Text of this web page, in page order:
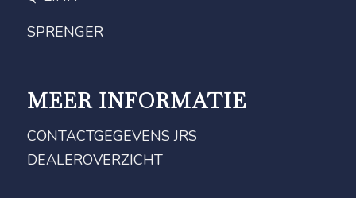
SPRENGER
MEER INFORMATIE
CONTACTGEGEVENS JRS
DEALEROVERZICHT